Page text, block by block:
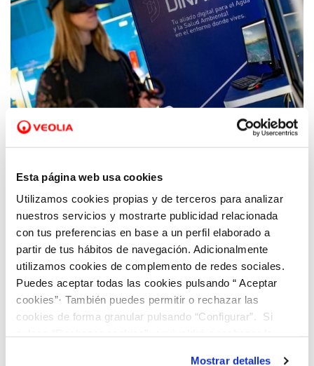
Esta página web usa cookies
Utilizamos cookies propias y de terceros para analizar
nuestros servicios y mostrarte publicidad relacionada
con tus preferencias en base a un perfil elaborado a
partir de tus hábitos de navegación. Adicionalmente
utilizamos cookies de complemento de redes sociales.
Puedes aceptar todas las cookies pulsando “ Aceptar
cookies”· También puedes permitir o rechazar las
cookies de forma granular pulsando “Configurar”. Si
Mostrar detalles
25 NOV 2021
soluciones digitales a través de Dinapsis
durante el I Congreso de Ciudades
Inteligentes